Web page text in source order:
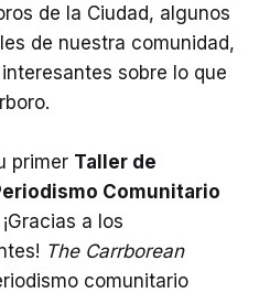
de la Ciudad, algunos
de nuestra comunidad,
sobre lo que
primer Taller de
Comunitario
a los
The Carrborean
comunitario